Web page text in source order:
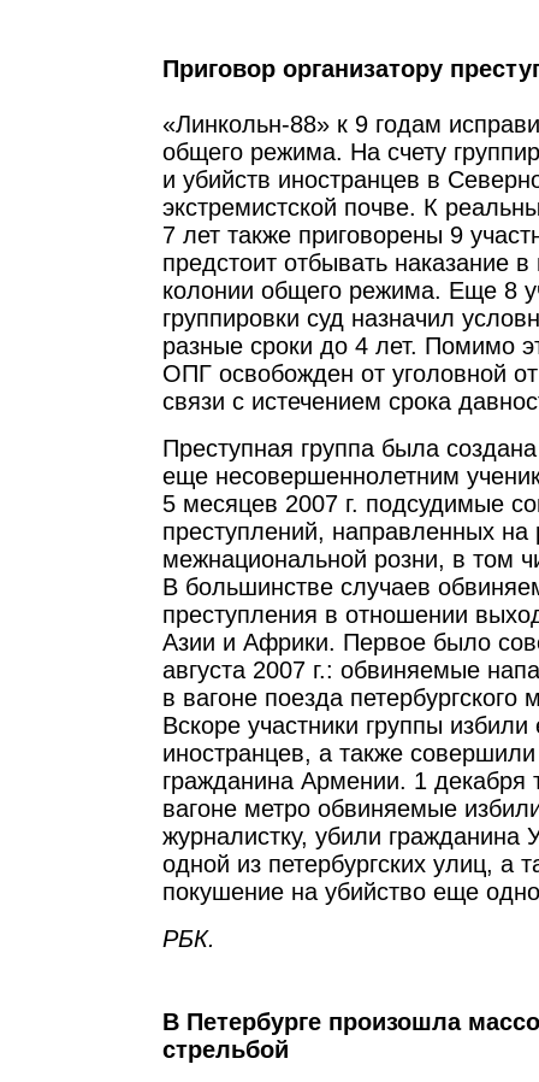
Приговор организатору
«Линкольн-88» к 9 годам
общего режима. На счету
и убийств иностранцев в
экстремистской почве. К
7 лет также приговорены 9
предстоит отбывать наказание
колонии общего режима. Еще 8
группировки суд назначил
разные сроки до 4 лет. Помимо
ОПГ освобожден от уголовной
связи с истечением срока
Преступная группа была
еще несовершеннолетним
5 месяцев 2007 г. подсудимые
преступлений, направленных на
межнациональной розни, в том
В большинстве случаев
преступления в отношении
Азии и Африки. Первое было
августа 2007 г.: обвиняемые
в вагоне поезда петербургского
Вскоре участники группы
иностранцев, а также совершили
гражданина Армении. 1 декабря
вагоне метро обвиняемые
журналистку, убили гражданина
одной из петербургских улиц, а
покушение на убийство еще
РБК.
В Петербурге произошла
стрельбой